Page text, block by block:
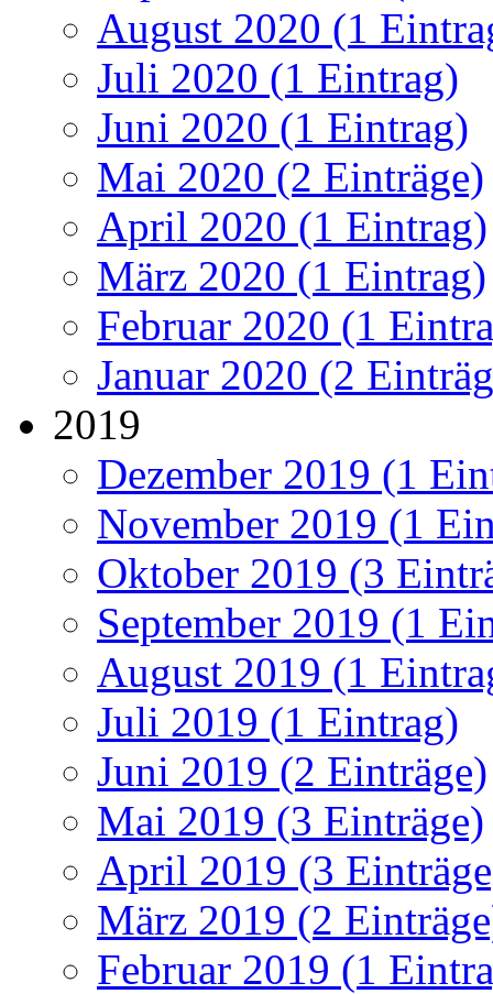
August 2020 (1
Juli 2020 (1 Eintrag)
Juni 2020 (1 Eintrag)
Mai 2020 (2 Einträge)
April 2020 (1 Eintrag)
März 2020 (1 Eintrag)
Februar 2020 (1
Januar 2020 (2
2019
Dezember 2019 (1
November 2019 (1
Oktober 2019 (3
September 2019 (1
August 2019 (1
Juli 2019 (1 Eintrag)
Juni 2019 (2 Einträge)
Mai 2019 (3 Einträge)
April 2019 (3
März 2019 (2
Februar 2019 (1